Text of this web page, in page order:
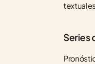
Series